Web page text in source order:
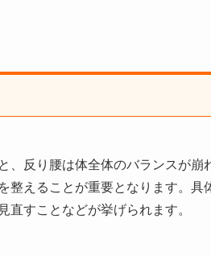
、反り腰は体全体のバランスが
えることが重要となります。具
すことなどが挙げられます。